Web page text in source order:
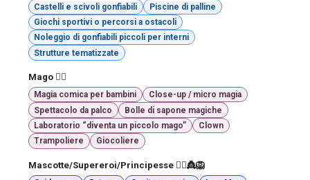
Castelli e scivoli gonfiabili
Piscine di palline
Giochi sportivi o percorsi a ostacoli
Noleggio di gonfiabili piccoli per interni
Strutture tematizzate
Mago 🧙‍♂️
Magia comica per bambini
Close-up / micro magia
Spettacolo da palco
Bolle di sapone magiche
Laboratorio “diventa un piccolo mago”
Clown
Trampoliere
Giocoliere
Mascotte/Supereroi/Principesse 🦸‍♀️👸🦁